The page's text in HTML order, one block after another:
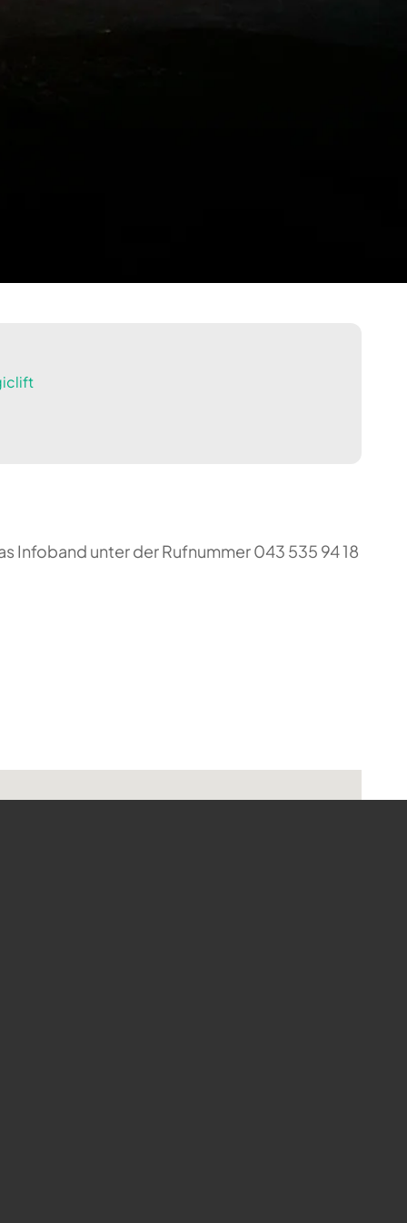
Infoband unter der Rufnummer 043 535 94 18